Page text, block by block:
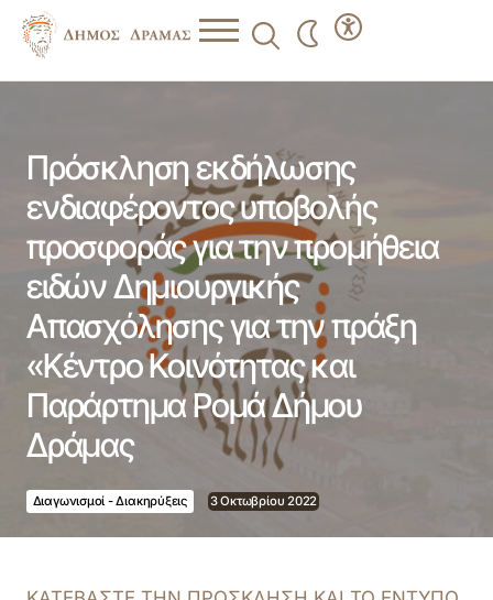
Πρόσκληση εκδήλωσης
ενδιαφέροντος υποβολής
προσφοράς για την προμήθεια
ειδών Δημιουργικής
Απασχόλησης για την πράξη
«Κέντρο Κοινότητας και
Παράρτημα Ρομά Δήμου
Δράμας
Διαγωνισμοί - Διακηρύξεις 3 Οκτωβρίου 2022